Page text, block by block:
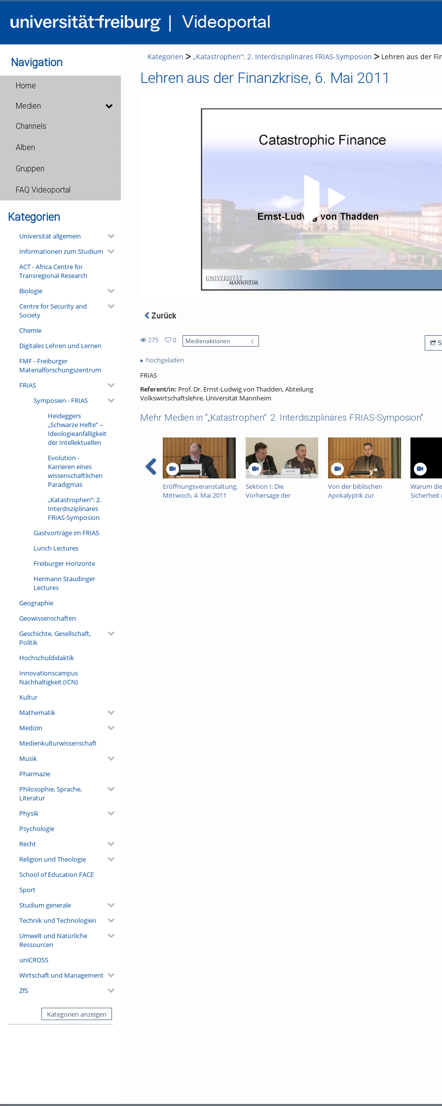
Navigation
Home
Medien
Channels
Alben
Gruppen
FAQ Videoportal
Kategorien
Universität allgemein
Informationen zum Studium
ACT - Africa Centre for
Transregional Research
Biologie
Centre for Security and
Society
Chemie
Digitales Lehren und Lernen
FMF - Freiburger
Materialforschungszentrum
FRIAS
Symposien - FRIAS
Heideggers
„Schwarze Hefte“ –
Ideologieanfälligkeit
der Intellektuellen
Evolution -
Karrieren eines
wissenschaftlichen
Paradigmas
„Katastrophen“: 2.
Interdisziplinäres
FRIAS-Symposion
Gastvorträge im FRIAS
Lunch Lectures
Freiburger Horizonte
Hermann Staudinger
Lectures
Geographie
Geowissenschaften
Geschichte, Gesellschaft,
Politik
Hochschuldidaktik
Innovationscampus
Nachhaltigkeit (ICN)
Kultur
Mathematik
Medizin
Medienkulturwissenschaft
Musik
Pharmazie
Philosophie, Sprache,
Literatur
Physik
Psychologie
Recht
Religion und Theologie
School of Education FACE
Sport
Studium generale
Technik und Technologien
Umwelt und Natürliche
Ressourcen
uniCROSS
Wirtschaft und Management
ZfS
Kategorien anzeigen
Kategorien „Katastrophen“: 2. Interdisziplinäres FRIAS-Symposion Lehren aus der
Lehren aus der Finanzkrise, 6. Mai 2011
Zurück
275
views
0
favorites
Medienaktionen
hochgeladen
FRIAS
Referent/in: Prof. Dr. Ernst-Ludwig von Thadden, Abteilung
Volkswirtschaftslehre, Universität Mannheim
Mehr Medien in "„Katastrophen“: 2. Interdisziplinäres FRIAS-Symposion"
Eröffnungsveranstaltung,
Mittwoch, 4. Mai 2011
Sektion I: Die
Vorhersage der
Von der biblischen
Apokalyptik zur
Warum